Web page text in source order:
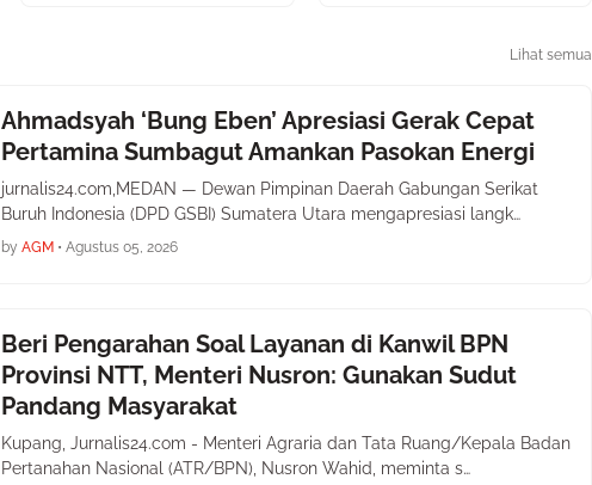
Lihat semua
Ahmadsyah ‘Bung Eben’ Apresiasi Gerak Cepat
Pertamina Sumbagut Amankan Pasokan Energi
jurnalis24.com,MEDAN — Dewan Pimpinan Daerah Gabungan Serikat
Buruh Indonesia (DPD GSBI) Sumatera Utara mengapresiasi langk…
by AGM • Agustus 05, 2026
Beri Pengarahan Soal Layanan di Kanwil BPN
Provinsi NTT, Menteri Nusron: Gunakan Sudut
Pandang Masyarakat
Kupang, Jurnalis24.com - Menteri Agraria dan Tata Ruang/Kepala Badan
Pertanahan Nasional (ATR/BPN), Nusron Wahid, meminta s…